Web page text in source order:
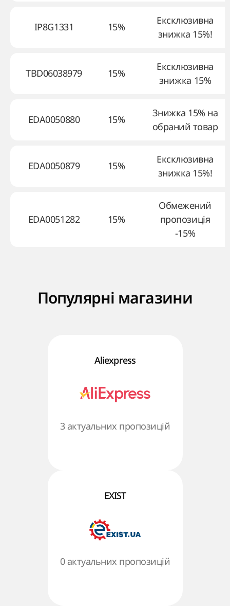
IP8G1331 15%
Ексклюзивна
знижка 15%!
TBD06038979 15%
Ексклюзивна
знижка 15%
EDA0050880 15%
Знижка 15% на
обраний товар
EDA0050879 15%
Ексклюзивна
знижка 15%!
EDA0051282 15%
Обмежений
пропозиція
-15%
Популярні магазини
Aliexpress
3 актуальних пропозицій
EXIST
0 актуальних пропозицій